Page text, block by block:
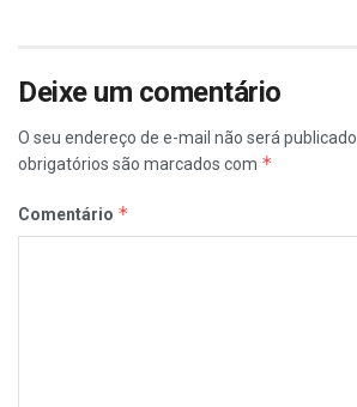
Deixe um comentário
O seu endereço de e-mail não será publicado.
obrigatórios são marcados com *
Comentário *